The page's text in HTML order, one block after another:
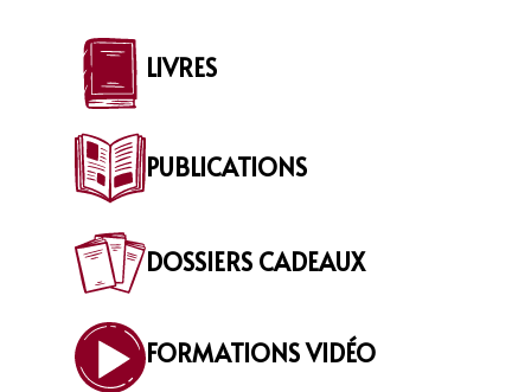
LIVRES
PUBLICATIONS
DOSSIERS CADEAUX
FORMATIONS VIDÉO